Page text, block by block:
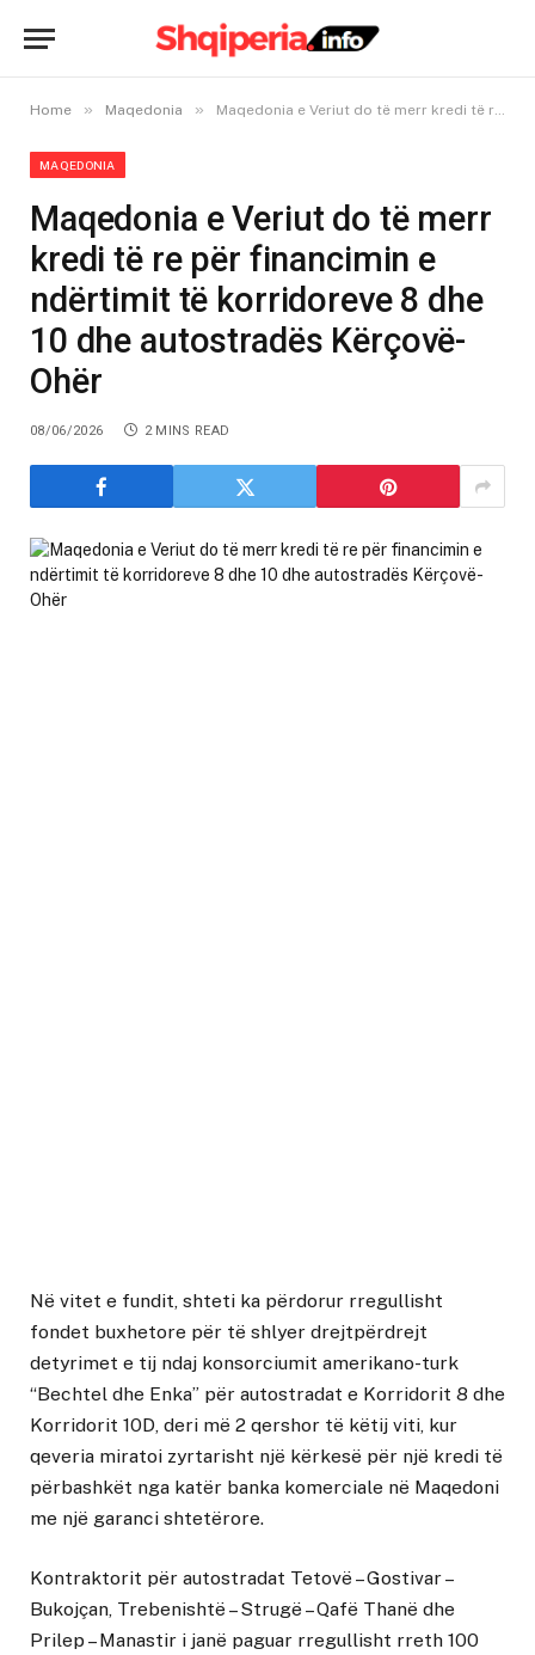
Home » Maqedonia » Maqedonia e Veriut do të merr kredi të re për financimin e ndërtimit të korridoreve 8 dhe 10 dhe autostradës Kërçovë-Ohër
MAQEDONIA
Maqedonia e Veriut do të merr
kredi të re për financimin e
ndërtimit të korridoreve 8 dhe
10 dhe autostradës Kërçovë-
Ohër
08/06/2026 2 MINS READ
Në vitet e fundit, shteti ka përdorur rregullisht
fondet buxhetore për të shlyer drejtpërdrejt
detyrimet e tij ndaj konsorciumit amerikano-turk
“Bechtel dhe Enka” për autostradat e Korridorit 8 dhe
Korridorit 10D, deri më 2 qershor të këtij viti, kur
qeveria miratoi zyrtarisht një kërkesë për një kredi të
përbashkët nga katër banka komerciale në Maqedoni
me një garanci shtetërore.
Kontraktorit për autostradat Tetovë – Gostivar –
Bukojçan, Trebenishtë – Strugë – Qafë Thanë dhe
Prilep – Manastir i janë paguar rregullisht rreth 100